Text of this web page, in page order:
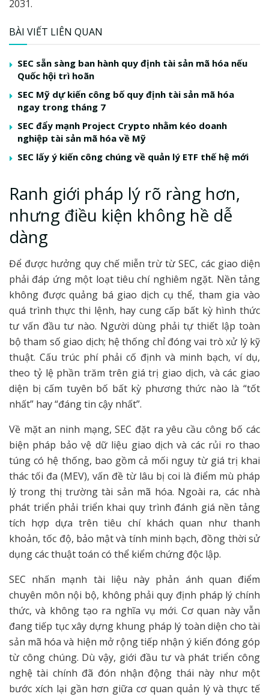
2031.
BÀI VIẾT LIÊN QUAN
SEC sẵn sàng ban hành quy định tài sản mã hóa nếu
Quốc hội trì hoãn
SEC Mỹ dự kiến công bố quy định tài sản mã hóa
ngay trong tháng 7
SEC đẩy mạnh Project Crypto nhằm kéo doanh
nghiệp tài sản mã hóa về Mỹ
SEC lấy ý kiến công chúng về quản lý ETF thế hệ mới
Ranh giới pháp lý rõ ràng hơn,
nhưng điều kiện không hề dễ
dàng
Để được hưởng quy chế miễn trừ từ SEC, các giao diện
phải đáp ứng một loạt tiêu chí nghiêm ngặt. Nền tảng
không được quảng bá giao dịch cụ thể, tham gia vào
quá trình thực thi lệnh, hay cung cấp bất kỳ hình thức
tư vấn đầu tư nào. Người dùng phải tự thiết lập toàn
bộ tham số giao dịch; hệ thống chỉ đóng vai trò xử lý kỹ
thuật. Cấu trúc phí phải cố định và minh bạch, ví dụ,
theo tỷ lệ phần trăm trên giá trị giao dịch, và các giao
diện bị cấm tuyên bố bất kỳ phương thức nào là “tốt
nhất” hay “đáng tin cậy nhất”.
Về mặt an ninh mạng, SEC đặt ra yêu cầu công bố các
biện pháp bảo vệ dữ liệu giao dịch và các rủi ro thao
túng có hệ thống, bao gồm cả mối nguy từ giá trị khai
thác tối đa (MEV), vấn đề từ lâu bị coi là điểm mù pháp
lý trong thị trường tài sản mã hóa. Ngoài ra, các nhà
phát triển phải triển khai quy trình đánh giá nền tảng
tích hợp dựa trên tiêu chí khách quan như thanh
khoản, tốc độ, bảo mật và tính minh bạch, đồng thời sử
dụng các thuật toán có thể kiểm chứng độc lập.
SEC nhấn mạnh tài liệu này phản ánh quan điểm
chuyên môn nội bộ, không phải quy định pháp lý chính
thức, và không tạo ra nghĩa vụ mới. Cơ quan này vẫn
đang tiếp tục xây dựng khung pháp lý toàn diện cho tài
sản mã hóa và hiện mở rộng tiếp nhận ý kiến đóng góp
từ công chúng. Dù vậy, giới đầu tư và phát triển công
nghệ tài chính đã đón nhận động thái này như một
bước xích lại gần hơn giữa cơ quan quản lý và thực tế